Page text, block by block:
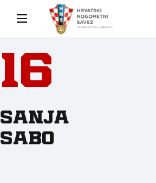
16
Sanja
Sabo